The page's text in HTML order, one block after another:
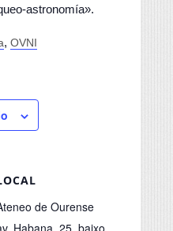
astronomía».
, OVNI
de Ourense